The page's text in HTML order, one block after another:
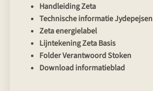
Handleiding Zeta
Technische informatie Jydepejsen
Zeta energielabel
Lijntekening Zeta Basis
Folder Verantwoord Stoken
Download informatieblad